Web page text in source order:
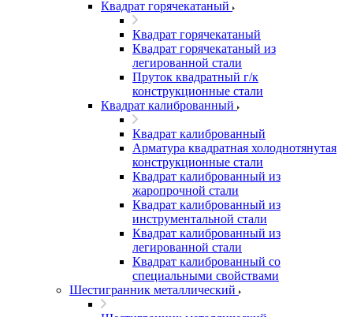
Квадрат горячекатаный
Квадрат горячекатаный
Квадрат горячекатаный из
легированной стали
Пруток квадратный г/к
конструкционные стали
Квадрат калиброванный
Квадрат калиброванный
Арматура квадратная холоднотянутая
конструкционные стали
Квадрат калиброванный из
жаропрочной стали
Квадрат калиброванный из
инструментальной стали
Квадрат калиброванный из
легированной стали
Квадрат калиброванный со
специальными свойствами
Шестигранник металлический